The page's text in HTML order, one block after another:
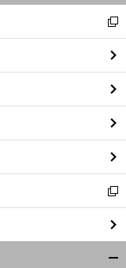
閉
る
新
し
い
ウ
ィ
ン
ド
ウ
で
開
く
新
し
い
ウ
ィ